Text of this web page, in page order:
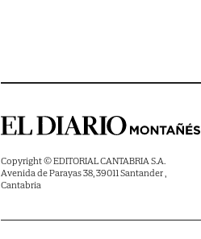
Copyright © EDITORIAL CANTABRIA S.A.
Avenida de Parayas 38, 39011 Santander ,
Cantabria